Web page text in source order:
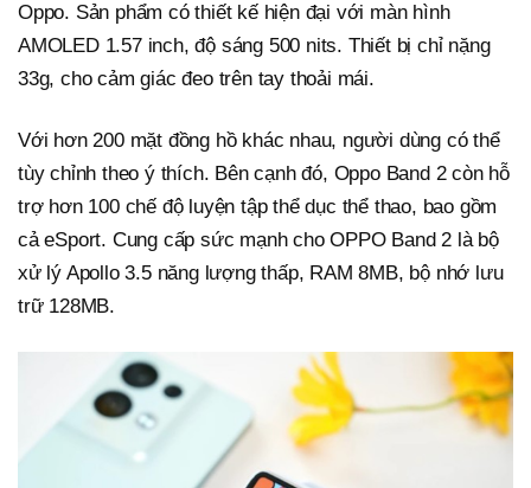
Oppo. Sản phẩm có thiết kế hiện đại với màn hình
AMOLED 1.57 inch, độ sáng 500 nits. Thiết bị chỉ nặng
33g, cho cảm giác đeo trên tay thoải mái.
Với hơn 200 mặt đồng hồ khác nhau, người dùng có thể
tùy chỉnh theo ý thích. Bên cạnh đó, Oppo Band 2 còn hỗ
trợ hơn 100 chế độ luyện tập thể dục thể thao, bao gồm
cả eSport. Cung cấp sức mạnh cho OPPO Band 2 là bộ
xử lý Apollo 3.5 năng lượng thấp, RAM 8MB, bộ nhớ lưu
trữ 128MB.